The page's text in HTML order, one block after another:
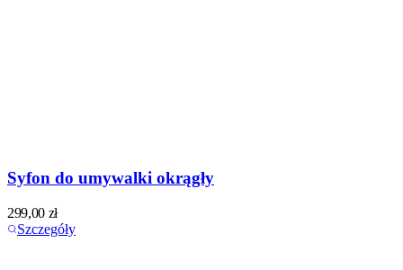
Syfon do umywalki okrągły
299,00 zł
Szczegóły